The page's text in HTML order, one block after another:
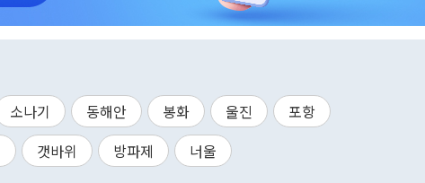
소나기 동해안 봉화 울진
포항
갯바위 방파제 너울